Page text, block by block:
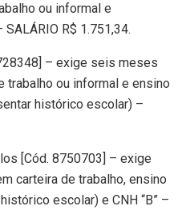
ou informal e
R$ 1.751,34.
– exige seis meses
trabalho ou informal e ensino
histórico escolar) –
[Cód. 8750703] – exige
carteira de trabalho, ensino
escolar) e CNH “B” –